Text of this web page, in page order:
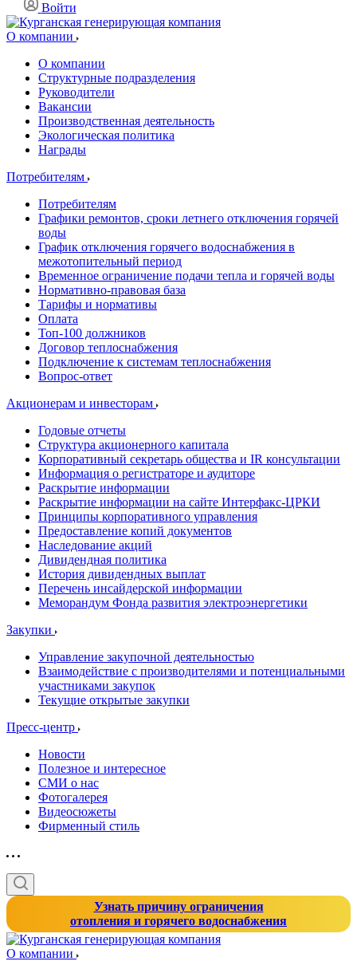
Войти
О компании
О компании
Структурные подразделения
Руководители
Вакансии
Производственная деятельность
Экологическая политика
Награды
Потребителям
Потребителям
Графики ремонтов, сроки летнего отключения горячей
воды
График отключения горячего водоснабжения в
межотопительный период
Временное ограничение подачи тепла и горячей воды
Нормативно-правовая база
Тарифы и нормативы
Оплата
Топ-100 должников
Договор теплоснабжения
Подключение к системам теплоснабжения
Вопрос-ответ
Акционерам и инвесторам
Годовые отчеты
Структура акционерного капитала
Корпоративный секретарь общества и IR консультации
Информация о регистраторе и аудиторе
Раскрытие информации
Раскрытие информации на сайте Интерфакс-ЦРКИ
Принципы корпоративного управления
Предоставление копий документов
Наследование акций
Дивидендная политика
История дивидендных выплат
Перечень инсайдерской информации
Меморандум Фонда развития электроэнергетики
Закупки
Управление закупочной деятельностью
Взаимодействие с производителями и потенциальными
участниками закупок
Текущие открытые закупки
Пресс-центр
Новости
Полезное и интересное
СМИ о нас
Фотогалерея
Видеосюжеты
Фирменный стиль
Узнать причину ограничения
отопления и горячего водоснабжения
О компании